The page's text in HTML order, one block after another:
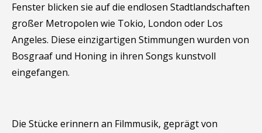
Fenster blicken sie auf die endlosen Stadtlandschaften
großer Metropolen wie Tokio, London oder Los
Angeles. Diese einzigartigen Stimmungen wurden von
Bosgraaf und Honing in ihren Songs kunstvoll
eingefangen.
Die Stücke erinnern an Filmmusik, geprägt von